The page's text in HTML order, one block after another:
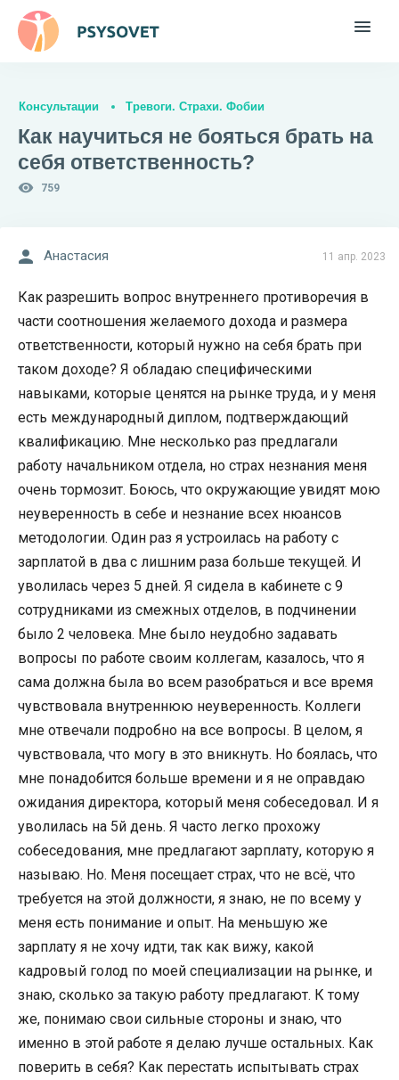
Консультации Тревоги. Страхи. Фобии
Как научиться не бояться брать на
себя ответственность?
759
11 апр. 2023
Анастасия
Как разрешить вопрос внутреннего противоречия в
части соотношения желаемого дохода и размера
ответственности, который нужно на себя брать при
таком доходе? Я обладаю специфическими
навыками, которые ценятся на рынке труда, и у меня
есть международный диплом, подтверждающий
квалификацию. Мне несколько раз предлагали
работу начальником отдела, но страх незнания меня
очень тормозит. Боюсь, что окружающие увидят мою
неуверенность в себе и незнание всех нюансов
методологии. Один раз я устроилась на работу с
зарплатой в два с лишним раза больше текущей. И
уволилась через 5 дней. Я сидела в кабинете с 9
сотрудниками из смежных отделов, в подчинении
было 2 человека. Мне было неудобно задавать
вопросы по работе своим коллегам, казалось, что я
сама должна была во всем разобраться и все время
чувствовала внутреннюю неуверенность. Коллеги
мне отвечали подробно на все вопросы. В целом, я
чувствовала, что могу в это вникнуть. Но боялась, что
мне понадобится больше времени и я не оправдаю
ожидания директора, который меня собеседовал. И я
уволилась на 5й день. Я часто легко прохожу
собеседования, мне предлагают зарплату, которую я
называю. Но. Меня посещает страх, что не всё, что
требуется на этой должности, я знаю, не по всему у
меня есть понимание и опыт. На меньшую же
зарплату я не хочу идти, так как вижу, какой
кадровый голод по моей специализации на рынке, и
знаю, сколько за такую работу предлагают. К тому
же, понимаю свои сильные стороны и знаю, что
именно в этой работе я делаю лучше остальных. Как
поверить в себя? Как перестать испытывать страх